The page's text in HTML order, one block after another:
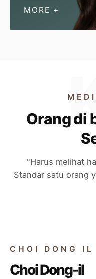
MORE +
Orang di
"Harus melihat
Standar satu orang
CHOI DONG IL
Choi Dong-il